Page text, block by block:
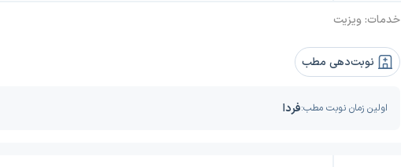
خدمات: ویزیت
نوبت‌دهی مطب
اولین زمان نوبت مطب:فردا